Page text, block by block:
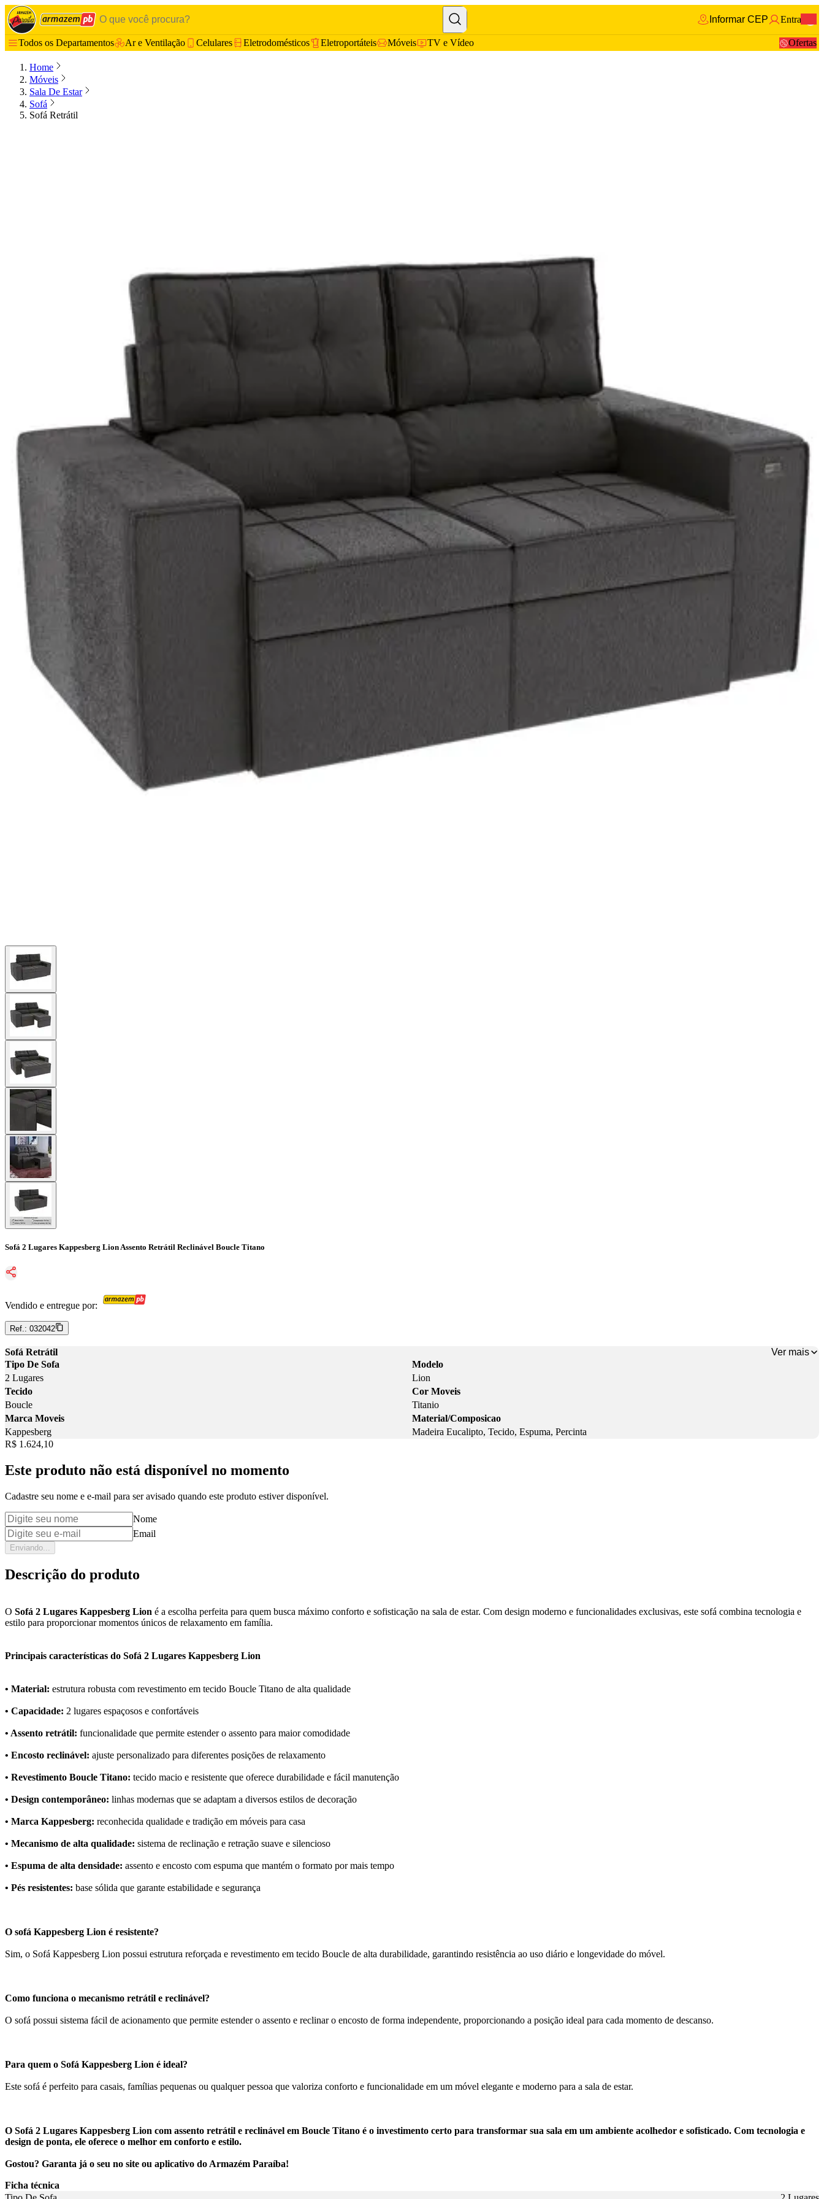
Informar CEP Entrar
Todos os Departamentos Ar e Ventilação Celulares Eletrodomésticos Eletroportáteis Móveis TV e Vídeo Ofertas
Home
Móveis
Sala De Estar
Sofá
Sofá Retrátil
Sofá 2 Lugares Kappesberg Lion Assento Retrátil Reclinável Boucle Titano
Vendido e entregue por:
Ref.: 032042
Sofá Retrátil
Ver mais
Tipo De Sofa
2 Lugares
Modelo
Lion
Tecido
Boucle
Cor Moveis
Titanio
Marca Moveis
Kappesberg
Material/Composicao
Madeira Eucalipto, Tecido, Espuma, Percinta
Price:
R$ 1.624,10
Este produto não está disponível no momento
Cadastre seu nome e e-mail para ser avisado quando este produto estiver disponível.
Nome
Email
Enviando...
Descrição do produto
O Sofá 2 Lugares Kappesberg Lion é a escolha perfeita para quem busca máximo conforto e sofisticação na sala de estar. Com design moderno e funcionalidades exclusivas, este sofá combina tecnologia e
estilo para proporcionar momentos únicos de relaxamento em família.
Principais características do Sofá 2 Lugares Kappesberg Lion
• Material: estrutura robusta com revestimento em tecido Boucle Titano de alta qualidade
• Capacidade: 2 lugares espaçosos e confortáveis
• Assento retrátil: funcionalidade que permite estender o assento para maior comodidade
• Encosto reclinável: ajuste personalizado para diferentes posições de relaxamento
• Revestimento Boucle Titano: tecido macio e resistente que oferece durabilidade e fácil manutenção
• Design contemporâneo: linhas modernas que se adaptam a diversos estilos de decoração
• Marca Kappesberg: reconhecida qualidade e tradição em móveis para casa
• Mecanismo de alta qualidade: sistema de reclinação e retração suave e silencioso
• Espuma de alta densidade: assento e encosto com espuma que mantém o formato por mais tempo
• Pés resistentes: base sólida que garante estabilidade e segurança
O sofá Kappesberg Lion é resistente?
Sim, o Sofá Kappesberg Lion possui estrutura reforçada e revestimento em tecido Boucle de alta durabilidade, garantindo resistência ao uso diário e longevidade do móvel.
Como funciona o mecanismo retrátil e reclinável?
O sofá possui sistema fácil de acionamento que permite estender o assento e reclinar o encosto de forma independente, proporcionando a posição ideal para cada momento de descanso.
Para quem o Sofá Kappesberg Lion é ideal?
Este sofá é perfeito para casais, famílias pequenas ou qualquer pessoa que valoriza conforto e funcionalidade em um móvel elegante e moderno para a sala de estar.
O Sofá 2 Lugares Kappesberg Lion com assento retrátil e reclinável em Boucle Titano é o investimento certo para transformar sua sala em um ambiente acolhedor e sofisticado. Com tecnologia e
design de ponta, ele oferece o melhor em conforto e estilo.
Gostou? Garanta já o seu no site ou aplicativo do Armazém Paraíba!
Ficha técnica